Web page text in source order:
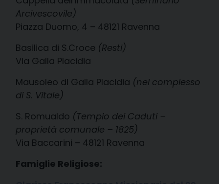
Arcivescovile)
Piazza Duomo, 4 – 48121 Ravenna
Basilica di S.Croce (Resti)
Via Galla Placidia
Mausoleo di Galla Placidia (nel complesso
di S. Vitale)
S. Romualdo (Tempio dei Caduti –
proprietà comunale – 1825)
Via Baccarini – 48121 Ravenna
Famiglie Religiose: